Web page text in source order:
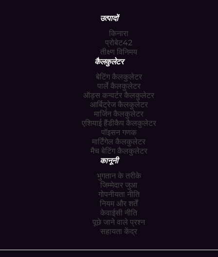
उत्पादों
किनारा
प्रोबेट42
तीक्ष्ण विनिमय
कैलकुलेटर
बेटिंग कैलकुलेटर
पार्ले कैलकुलेटर
ऑड्स कन्वर्टर कैलकुलेटर
आर्बिट्रेज कैलकुलेटर
मार्जिन कैलकुलेटर
एशियाई हैंडीकैप कैलकुलेटर
पॉइसन गणक
मार्टिंगेल कैलकुलेटर
मैच बेटिंग कैलकुलेटर
कानूनी
भुगतान के तरीके
जिम्मेदार जुआ
गोपनीयता नीति
नियम और शर्तें
केवाईसी नीति
पूछे जाने वाले प्रश्न
सहायता केंद्र